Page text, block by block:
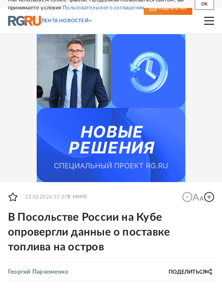
принимаете условия Пользовательского соглашения
OK
СВЕЖИЙ НОМЕР ПОДПИСКА
ЛЕНТА НОВОСТЕЙ
23.02.2026 11:57 В МИРЕ
В Посольстве России на Кубе
опровергли данные о поставке
топлива на остров
Георгий Пархоменко ПОДЕЛИТЬСЯ